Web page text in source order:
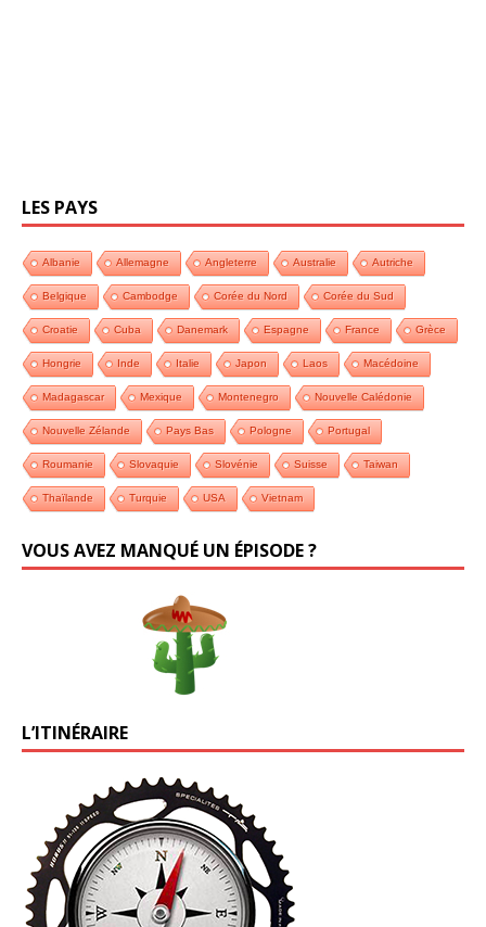
LES PAYS
Albanie Allemagne Angleterre Australie Autriche
Belgique Cambodge Corée du Nord Corée du Sud
Croatie Cuba Danemark Espagne France Grèce
Hongrie Inde Italie Japon Laos Macédoine
Madagascar Mexique Montenegro Nouvelle Calédonie
Nouvelle Zélande Pays Bas Pologne Portugal
Roumanie Slovaquie Slovénie Suisse Taiwan
Thaïlande Turquie USA Vietnam
VOUS AVEZ MANQUÉ UN ÉPISODE ?
L’ITINÉRAIRE